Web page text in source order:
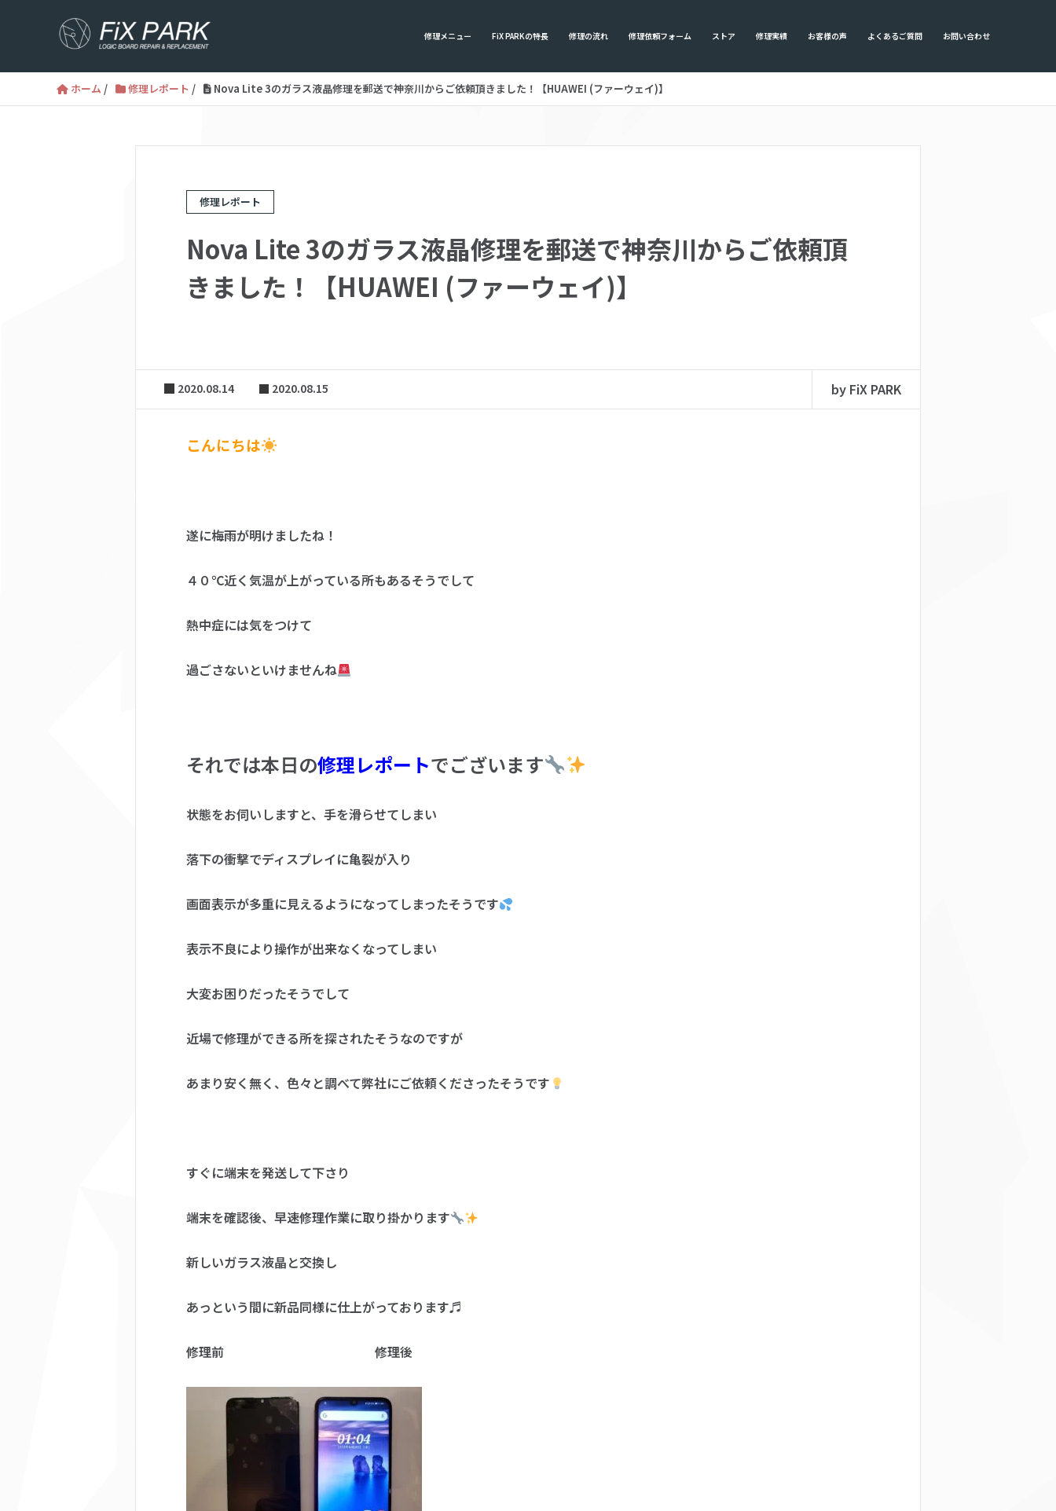
修理メニュー FiX PARKの特長 修理の流れ 修理依頼フォーム ストア 修理実績 お客様の声 よくあるご質問 お問い合わせ
ホーム / 修理レポート / Nova Lite 3のガラス液晶修理を郵送で神奈川からご依頼頂きました！【HUAWEI (ファーウェイ)】
修理レポート
Nova Lite 3のガラス液晶修理を郵送で神奈川からご依頼頂
きました！【HUAWEI (ファーウェイ)】
2020.08.14 2020.08.15 by FiX PARK
こんにちは
遂に梅雨が明けましたね！
４０℃近く気温が上がっている所もあるそうでして
熱中症には気をつけて
過ごさないといけませんね
それでは本日の修理レポートでございます
状態をお伺いしますと、手を滑らせてしまい
落下の衝撃でディスプレイに亀裂が入り
画面表示が多重に見えるようになってしまったそうです
表示不良により操作が出来なくなってしまい
大変お困りだったそうでして
近場で修理ができる所を探されたそうなのですが
あまり安く無く、色々と調べて弊社にご依頼くださったそうです
すぐに端末を発送して下さり
端末を確認後、早速修理作業に取り掛かります
新しいガラス液晶と交換し
あっという間に新品同様に仕上がっております♬
修理前 修理後